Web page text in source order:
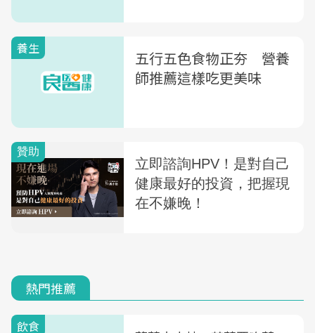
養生
五行五色食物正夯 營養
師推薦這樣吃更美味
熱門推薦
飲食